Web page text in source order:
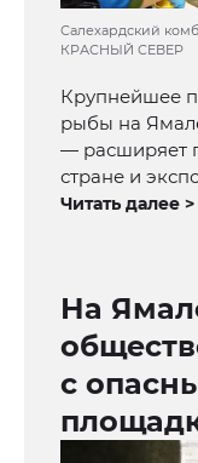
Салехардский
КРАСНЫЙ СЕВЕР
Крупнейшее
рыбы на
— расширяет
стране и
Читать далее >
На
с